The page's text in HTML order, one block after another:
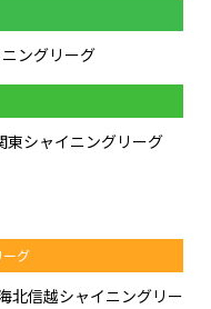
ングリーグ
東シャイニングリーグ
ーグ
北信越シャイニングリー